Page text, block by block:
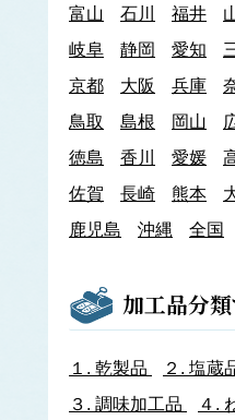
クロアワビ
マダカアワビ
メガイアワ
イ
イカナゴ
いか類
アオリイカ
アメリカオ
アルゼンチ
アルゼンチ
スルメイカ
ニュージー
ヤリイカ
イサザ
富山
石川 福井
岐阜
静岡 愛知
京都
大阪 兵庫
鳥取
島根 岡山
徳島
香川 愛媛
佐賀
長崎 熊本
鹿児島
沖縄 全国
加工品分
１. 乾製品 ２. 塩蔵
３. 調味加工品 ４.